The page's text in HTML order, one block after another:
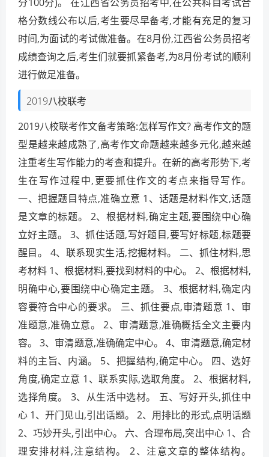
格分数线公布以后,考生要尽早备考,才能有充足的复习
时间,为面试的考试做准备。在8月份,江西省公务员招考
成绩查询之后,考生们就要抓紧备考,为8月份考试的顺利
进行做足准备。
2019八校联考
2019八校联考作文备考策略:怎样写作文? 高考作文的题
型是越来越成熟了,高考作文命题越来越多元化,越来越
注重考生写作能力的考查和提升。在新的高考形势下,考
生在写作过程中,更要抓住作文的考点来指导写作。
一、把握题目特点,准确立意 1、话题是材料作文,话题
是文章的标题。 2、根据材料,确定主题,要围绕中心确
立好主题。 3、抓住话题,写好题目,要写好标题,标题要
醒目。 4、联系现实生活,挖掘材料。 二、抓住材料,思
考材料 1、根据材料,要找到材料的中心。 2、根据材料,
明确中心,要围绕中心确定主题。 3、根据材料,确定内
容要符合中心的要求。 三、抓住要点,审清题意 1、审
准题意,准确立意。 2、审清题意,准确概括全文主要内
容。 3、审清题意,准确确定中心。 4、审清题意,确定材
料的主旨、内涵。 5、把握结构,确定中心。 四、选好
角度,确定立意 1、联系实际,选取角度。 2、根据材料,
选择角度。 3、从生活中选材。 五、写好开头,抓住中
心 1、开门见山,引出话题。 2、用排比的形式,点明话题
2、巧妙开头,引出中心。 六、合理布局,突出中心 1、合
理安排材料,注意结构。 2、注意文章的整体结构。